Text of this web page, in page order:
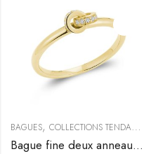
BAGUES, COLLECTIONS TENDANCES
Bague fine deux anneaux entrelacés et diamants